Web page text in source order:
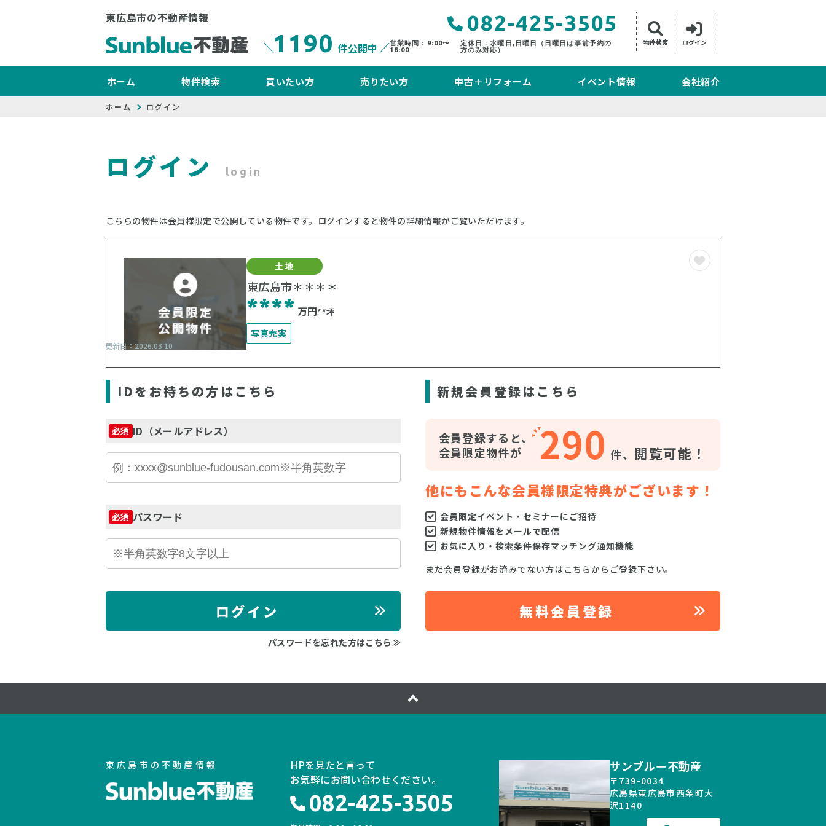
東広島市の不動産情報
1190 件公開中
082-425-3505
営業時間：9:00〜
18:00
定休日：水曜日,日曜日（日曜日は事前予約の
方のみ対応）
物件検索 ログイン
ホーム 物件検索 買いたい方 売りたい方 中古＋リフォーム イベント情報 会社紹介
ホーム ログイン
ログイン login
こちらの物件は会員様限定で公開している物件です。ログインすると物件の詳細情報がご覧いただけます。
土地
東広島市＊＊＊＊
**** 万円**坪
写真充実
更新日：2026.03.10
IDをお持ちの方はこちら
必須 ID（メールアドレス）
必須 パスワード
ログイン
パスワードを忘れた方はこちら≫
新規会員登録はこちら
会員登録すると、
会員限定物件が
290 件、 閲覧可能！
他にもこんな会員様限定特典がございます！
会員限定イベント・セミナーにご招待
新規物件情報をメールで配信
お気に入り・検索条件保存マッチング通知機能
まだ会員登録がお済みでない方はこちらからご登録下さい。
無料会員登録
東広島市の不動産情報
HPを見たと言って
お気軽にお問い合わせください。
082-425-3505
サンブルー不動産
〒739-0034
広島県東広島市西条町大
沢1140